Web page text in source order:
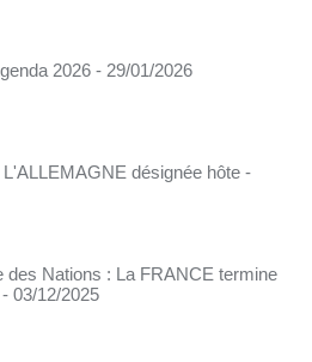
2026 - 29/01/2026
désignée hôte -
des Nations : La FRANCE termine
- 03/12/2025